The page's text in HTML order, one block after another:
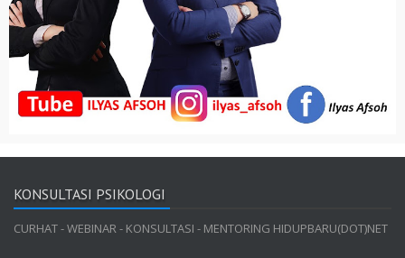
KONSULTASI PSIKOLOGI
CURHAT - WEBINAR - KONSULTASI - MENTORING HIDUPBARU(DOT)NET